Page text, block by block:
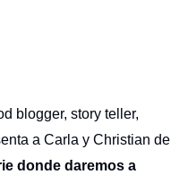
blogger, story teller,
a Carla y Christian de
donde daremos a